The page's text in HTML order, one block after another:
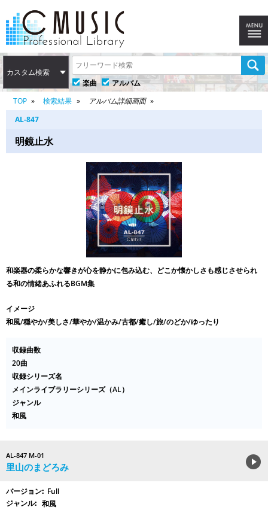
カスタム検索
楽曲
アルバム
TOP
検索結果
アルバム詳細画面
AL-847
明鏡止水
和楽器の柔らかな響きが心を静かに包み込む、どこか懐かしさも感じさせられ
る和の情緒あふれるBGM集
イメージ
和風/穏やか/美しさ/華やか/温かみ/古都/癒し/旅/のどか/ゆったり
収録曲数
20曲
収録シリーズ名
メインライブラリーシリーズ（AL）
ジャンル
和風
AL-847 M-01
里山のまどろみ
Full
和風